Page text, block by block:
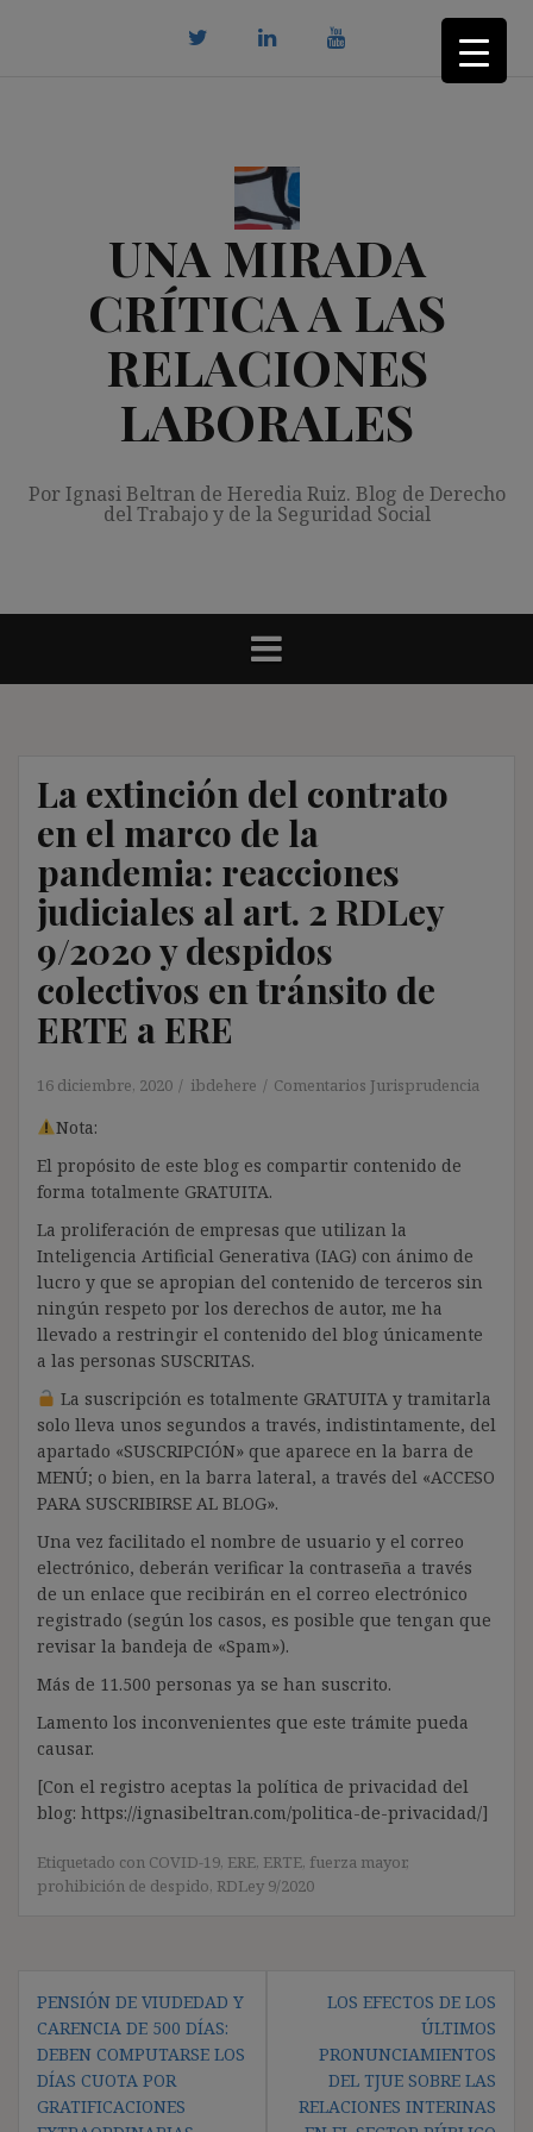
UNA MIRADA
CRÍTICA A LAS
RELACIONES
LABORALES
Por Ignasi Beltran de Heredia Ruiz. Blog de Derecho
del Trabajo y de la Seguridad Social
La extinción del contrato
en el marco de la
pandemia: reacciones
judiciales al art. 2 RDLey
9/2020 y despidos
colectivos en tránsito de
ERTE a ERE
16 diciembre, 2020 ibdehere Comentarios Jurisprudencia
Nota:
El propósito de este blog es compartir contenido de
forma totalmente GRATUITA.
La proliferación de empresas que utilizan la
Inteligencia Artificial Generativa (IAG) con ánimo de
lucro y que se apropian del contenido de terceros sin
ningún respeto por los derechos de autor, me ha
llevado a restringir el contenido del blog únicamente
a las personas SUSCRITAS.
La suscripción es totalmente GRATUITA y tramitarla
solo lleva unos segundos a través, indistintamente, del
apartado «SUSCRIPCIÓN» que aparece en la barra de
MENÚ; o bien, en la barra lateral, a través del «ACCESO
PARA SUSCRIBIRSE AL BLOG».
Una vez facilitado el nombre de usuario y el correo
electrónico, deberán verificar la contraseña a través
de un enlace que recibirán en el correo electrónico
registrado (según los casos, es posible que tengan que
revisar la bandeja de «Spam»).
Más de 11.500 personas ya se han suscrito.
Lamento los inconvenientes que este trámite pueda
causar.
[Con el registro aceptas la política de privacidad del
blog: https://ignasibeltran.com/politica-de-privacidad/]
Etiquetado con COVID-19, ERE, ERTE, fuerza mayor,
prohibición de despido, RDLey 9/2020
Navegación
de
entradas
PENSIÓN DE VIUDEDAD Y
CARENCIA DE 500 DÍAS:
DEBEN COMPUTARSE LOS
DÍAS CUOTA POR
GRATIFICACIONES
LOS EFECTOS DE LOS
ÚLTIMOS
PRONUNCIAMIENTOS
DEL TJUE SOBRE LAS
RELACIONES INTERINAS